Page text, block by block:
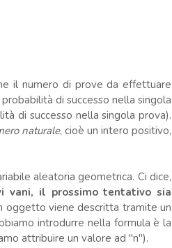
il numero di prove da effettuare
di successo nella singola
di successo nella singola prova).
naturale, cioè un intero positivo,
aleatoria geometrica. Ci dice,
il prossimo tentativo sia
oggetto viene descritta tramite un
introdurre nella formula è la
attribuire un valore ad "n").